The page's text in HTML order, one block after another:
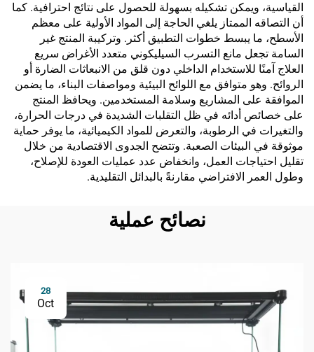
القياسية، ويمكن تشكيله بسهولة للحصول على نتائج احترافية. كما
أن التصاقه الممتاز يلغي الحاجة إلى المواد الأولية على معظم
الأسطح، ما يبسط خطوات التطبيق أكثر. وتركيبة المنتج غير
السامة تجعل مانع التسرب السيليكوني متعدد الأغراض سريع
العلاج آمنًا للاستخدام الداخلي دون قلق من الانبعاثات الضارة أو
الروائح. وهو متوافق مع اللوائح البيئية ومواصفات البناء، ما يضمن
الموافقة على المشاريع وسلامة المستخدمين. ويحافظ المنتج
على خصائص أدائه في ظل التقلبات الشديدة في درجات الحرارة،
والتغيرات في الرطوبة، والتعرض للمواد الكيميائية، ما يوفر حماية
موثوقة في البيئات الصعبة. وتتضح الجدوى الاقتصادية من خلال
تقليل احتياجات العمل، وانخفاض عدد عمليات العودة للإصلاح،
وطول العمر الافتراضي مقارنةً بالبدائل التقليدية.
نصائح عملية
28
Oct